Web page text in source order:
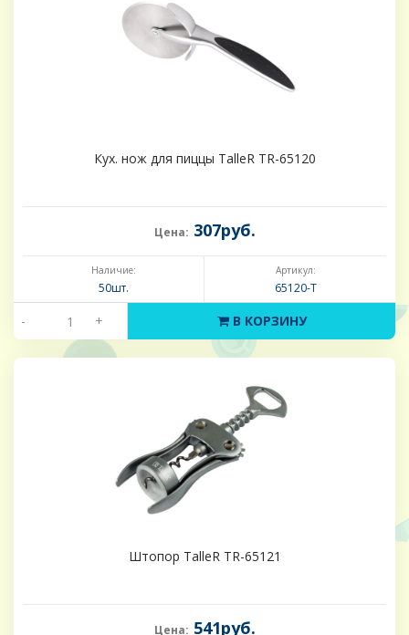
Кух. нож для пиццы TalleR TR-65120
Цена: 307руб.
Наличие:
50шт.
Артикул:
65120-Т
- + В КОРЗИНУ
Штопор TalleR TR-65121
Цена: 541руб.